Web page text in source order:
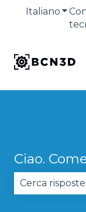
Italiano
Ciao.